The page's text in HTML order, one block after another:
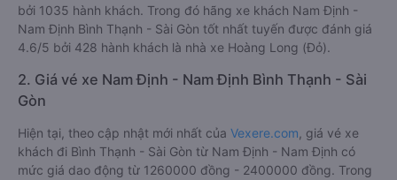
bởi 1035 hành khách. Trong đó hãng xe khách Nam Định -
Nam Định Bình Thạnh - Sài Gòn tốt nhất tuyến được đánh giá
4.6/5 bởi 428 hành khách là nhà xe Hoàng Long (Đỏ).
2. Giá vé xe Nam Định - Nam Định Bình Thạnh - Sài
Gòn
Hiện tại, theo cập nhật mới nhất của Vexere.com , giá vé xe
khách đi Bình Thạnh - Sài Gòn từ Nam Định - Nam Định có
mức giá dao động từ 1260000 đồng - 2400000 đồng. Trong